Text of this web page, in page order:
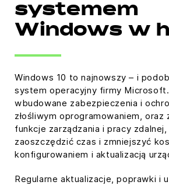
systemem
Windows w
Windows 10 to najnowszy – i
system operacyjny firmy
wbudowane zabezpieczenia i
złośliwym oprogramowaniem, oraz
funkcje zarządzania i pracy
zaoszczędzić czas i zmniejszyć
konfigurowaniem i aktualizacją
Regularne aktualizacje, poprawki i